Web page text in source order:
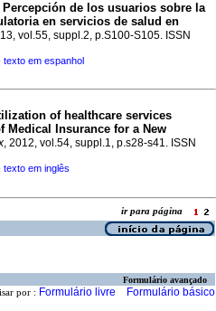
Percepción de los usuarios sobre la
en servicios de salud en
vol.55, suppl.2, p.S100-S105. ISSN
· texto em espanhol
of healthcare services
Medical Insurance for a New
, 2012, vol.54, suppl.1, p.s28-s41. ISSN
· texto em inglês
ir para página
Formulário avançado
por : Formulário livre Formulário básico